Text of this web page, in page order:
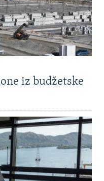
iz budžetske